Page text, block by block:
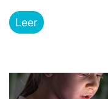
Leer